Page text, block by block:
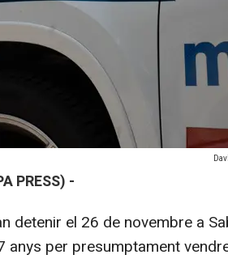
PRESS) -
detenir el 26 de novembre a
anys per presumptament